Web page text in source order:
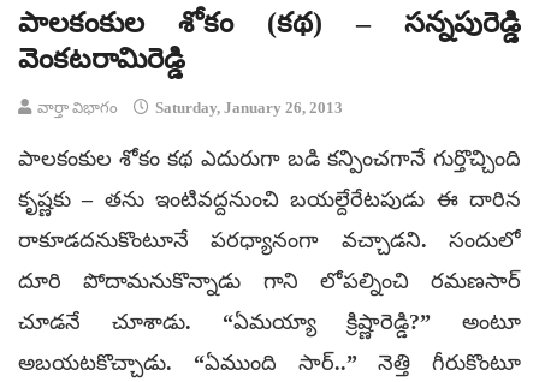
పాలకంకుల శోకం (కథ) – సన్నపురెడ్డి
వెంకటరామిరెడ్డి
వార్తా విభాగం Saturday, January 26, 2013
పాలకంకుల శోకం కథ ఎదురుగా బడి కన్పించగానే గుర్తొచ్చింది
కృష్ణకు – తను ఇంటివద్దనుంచి బయల్దేరేటపుడు ఈ దారిన
రాకూడదనుకొంటూనే పరధ్యానంగా వచ్చాడని. సందులో
దూరి పోదామనుకొన్నాడు గాని లోపల్నించి రమణసార్
చూడనే చూశాడు. “ఏమయ్యా క్రిష్ణారెడ్డి?” అంటూ
అబయటకొచ్చాడు. “ఏముంది సార్..” నెత్తి గీరుకొంటూ